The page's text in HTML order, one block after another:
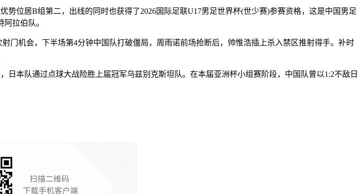
位居B组第二，出线的同时也获得了2026国际足联U17男足世界杯(世少赛)参赛资格，这是中国男足
拉伯队。
机会，下半场第4分钟中国队打破僵局，周雨诺前场抢断后，帅惟浩插上杀入禁区推射得手。补时
本队通过点球大战险胜上届冠军乌兹别克斯坦队。在本届亚洲杯小组赛阶段，中国队曾以1:2不敌日